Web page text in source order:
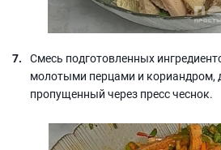
Смесь подготовленных
молотыми перцами и кориандром,
пропущенный через пресс чеснок.